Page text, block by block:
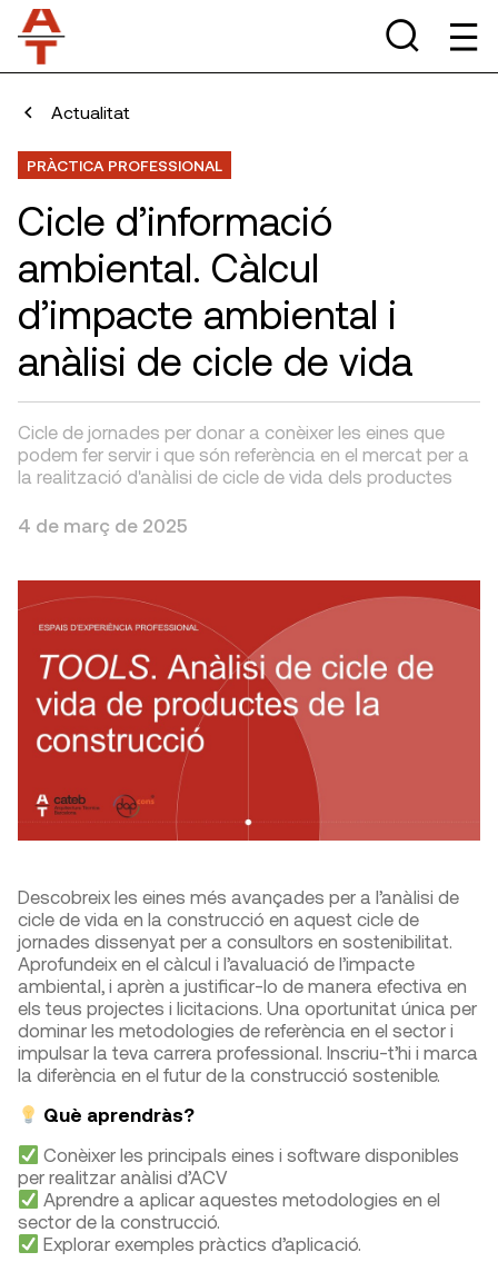
Actualitat
PRÀCTICA PROFESSIONAL
Cicle d’informació
ambiental. Càlcul
d’impacte ambiental i
anàlisi de cicle de vida
Cicle de jornades per donar a conèixer les eines que
podem fer servir i que són referència en el mercat per a
la realització d'anàlisi de cicle de vida dels productes
4 de març de 2025
Descobreix les eines més avançades per a l’anàlisi de
cicle de vida en la construcció en aquest cicle de
jornades dissenyat per a consultors en sostenibilitat.
Aprofundeix en el càlcul i l’avaluació de l’impacte
ambiental, i aprèn a justificar-lo de manera efectiva en
els teus projectes i licitacions. Una oportunitat única per
dominar les metodologies de referència en el sector i
impulsar la teva carrera professional. Inscriu-t’hi i marca
la diferència en el futur de la construcció sostenible.
Què aprendràs?
Conèixer les principals eines i software disponibles
per realitzar anàlisi d’ACV
Aprendre a aplicar aquestes metodologies en el
sector de la construcció.
Explorar exemples pràctics d’aplicació.